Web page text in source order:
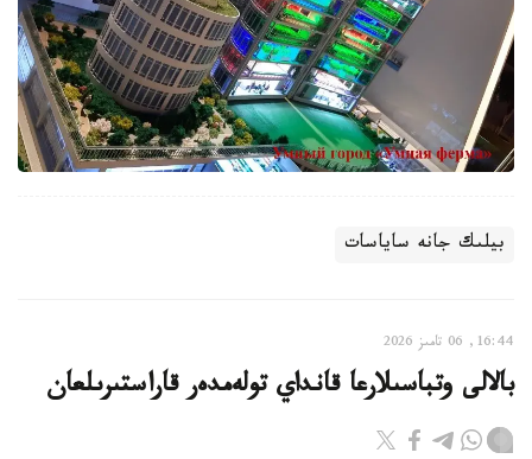
بيلىك جانە ساياسات
16:44, 06 تامىز 2026
بالالى وتباسىلارعا قانداي تولەمدەر قاراستىرىلعان